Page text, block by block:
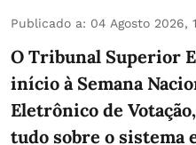
Publicado a: 04 Agosto 2026,
O Tribunal Superior
início à Semana
Eletrônico de
tudo sobre o